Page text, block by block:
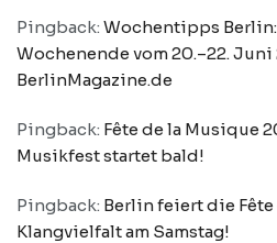
Pingback: Wochentipps
Wochenende vom 20.–22. Juni
BerlinMagazine.de
Pingback: Fête de la Musique
Musikfest startet bald!
Pingback: Berlin feiert die
Klangvielfalt am Samstag!